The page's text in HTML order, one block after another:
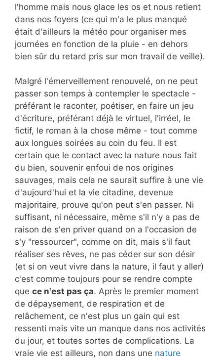
l'homme mais nous glace les os et nous retient
dans nos foyers (ce qui m'a le plus manqué
était d'ailleurs la météo pour organiser mes
journées en fonction de la pluie - en dehors
bien sûr du retard pris sur mon travail de veille).
Malgré l'émerveillement renouvelé, on ne peut
passer son temps à contempler le spectacle -
préférant le raconter, poétiser, en faire un jeu
d'écriture, préférant déjà le virtuel, l'irréel, le
fictif, le roman à la chose même - tout comme
aux longues soirées au coin du feu. Il est
certain que le contact avec la nature nous fait
du bien, souvenir enfoui de nos origines
sauvages, mais cela ne saurait suffire à une vie
d'aujourd'hui et la vie citadine, devenue
majoritaire, prouve qu'on peut s'en passer. Ni
suffisant, ni nécessaire, même s'il n'y a pas de
raison de s'en priver quand on a l'occasion de
s'y "ressourcer", comme on dit, mais s'il faut
réaliser ses rêves, ne pas céder sur son désir
(et si on veut vivre dans la nature, il faut y aller)
c'est comme toujours pour se rendre compte
que ce n'est pas ça. Après le premier moment
de dépaysement, de respiration et de
relâchement, ce n'est plus un gain qui est
ressenti mais vite un manque dans nos activités
du jour, et toutes sortes de complications. La
vraie vie est ailleurs, non dans une nature